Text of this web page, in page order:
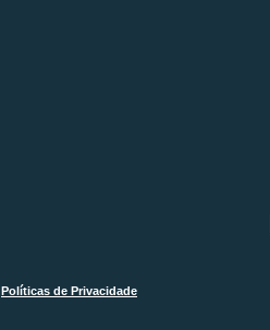
Políticas de Privacidade